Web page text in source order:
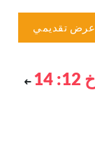
عرض تقديمي